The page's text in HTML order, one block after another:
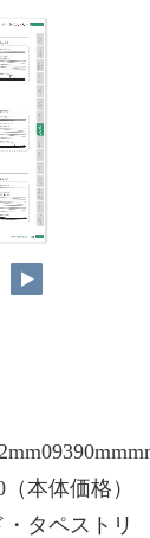
本体価格）
・タペストリ